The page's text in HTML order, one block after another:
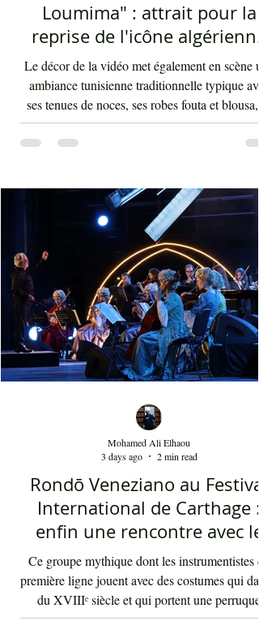
Le nouveau titre d'Afrah, "Ya
Loumima" : attrait pour la
reprise de l'icône algérienne
Rabah Driassa
Le décor de la vidéo met également en scène
ambiance tunisienne traditionnelle typique
de beauté, ainsi que la foule attirée et entraînée
cette célébration, comprenant notamment les
youyous, les larmes de bonheur et les
applaudissements sincères. "Ya Loumima"
sans doute, à capturer toute l'ambivalence de
moment précieux grâce à une performance
2 days ago
2 min read
Rondō Veneziano au Festival
International de Carthage :
enfin une rencontre avec le
public tunisien
Ce groupe mythique dont les instrumentistes
Mohamed Ali Elhaou
3 days ago
2 min read